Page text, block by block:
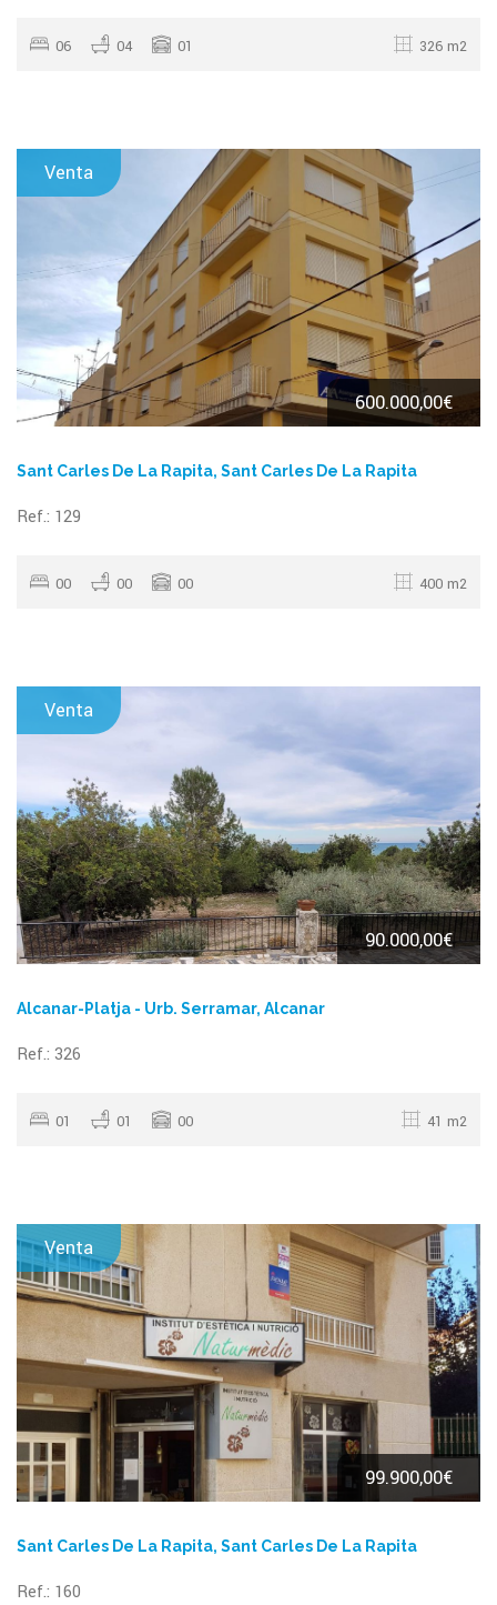
06 04 01 326 m2
Venta
600.000,00€
Sant Carles De La Rapita, Sant Carles De La Rapita
Ref.: 129
00 00 00 400 m2
Venta
90.000,00€
Alcanar-Platja - Urb. Serramar, Alcanar
Ref.: 326
01 01 00 41 m2
Venta
99.900,00€
Sant Carles De La Rapita, Sant Carles De La Rapita
Ref.: 160